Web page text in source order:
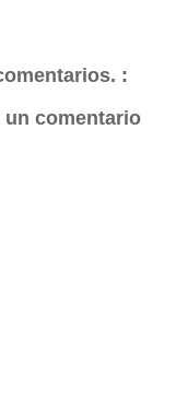
:
un comentario